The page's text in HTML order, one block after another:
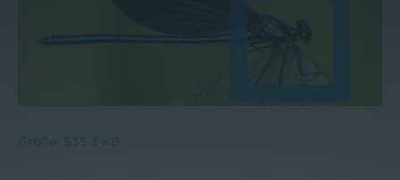
Größe: 535.3 KB